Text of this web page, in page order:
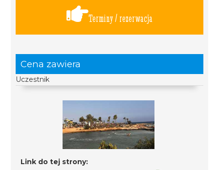
Terminy / rezerwacja
Cena zawiera
Uczestnik
Link do tej strony: